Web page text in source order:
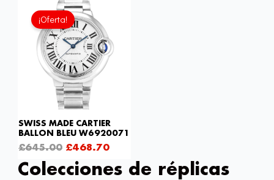
¡Oferta!
SWISS MADE CARTIER
BALLON BLEU W6920071
£645.00
precio
original
era:
£645.00.
£468.70
es:
£468.70.
Colecciones de réplicas